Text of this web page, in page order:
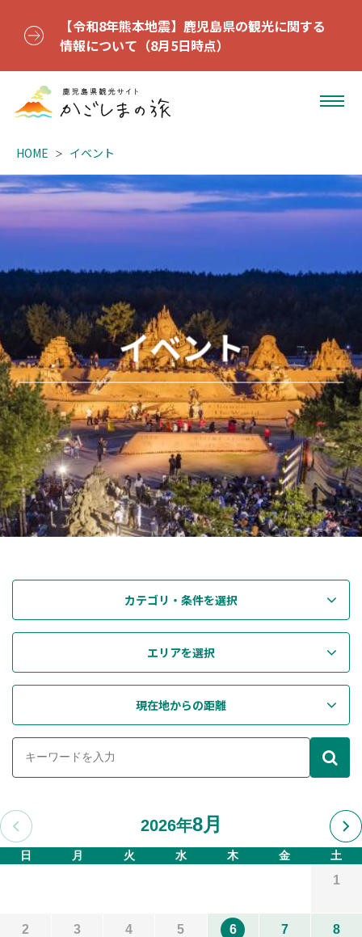
【令和8年熊本地震】鹿児島県の観光に関する
情報について（8月5日時点）
HOME イベント
イベント
カテゴリ・条件を選択
エリアを選択
現在地からの距離
2026年8月
日 月 火 水 木 金 土
1
2 3 4 5 6 7 8